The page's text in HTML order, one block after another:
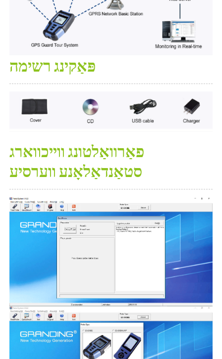
פּאַקינג רשימה
פאַרוואַלטונג ווייכווארג
סטאַנדאַלאָנע ווערסיע